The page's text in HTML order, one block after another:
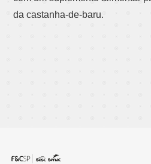
da castanha-de-baru.